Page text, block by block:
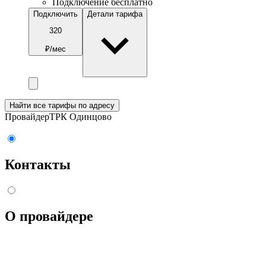
Подключение бесплатно
Подключить
320
₽/мес
Детали тарифа
Найти все тарифы по адресу
ПровайдерТРК Одинцово
Контакты
О провайдере